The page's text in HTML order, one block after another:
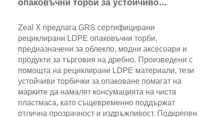
опаковъчни торби за устойчиво
Zeal X предлага GRS сертифицирани
рециклирани LDPE опаковъчни торби,
предназначени за облекло, модни аксесоари и
продукти за търговия на дребно. Произведени с
помощта на рециклирани LDPE материали, тези
устойчиви торбички за опаковане помагат на
марките да намалят консумацията на чиста
пластмаса, като същевременно поддържат
отлична прозрачност и издръжливост. Подкрепен